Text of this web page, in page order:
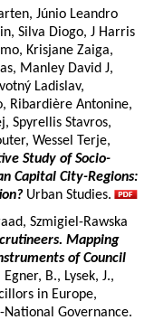
Júnio Leandro
Silva Diogo, J Harris
Krisjane Zaiga,
Manley David J,
Ladislav,
Ribardière Antonine,
Spyrellis Stavros,
Wessel Terje,
Study of Socio-
Capital City-Regions:
Urban Studies.
Szmigiel-Rawska
Mapping
of Council
B., Lysek, J.,
in Europe,
National Governance.